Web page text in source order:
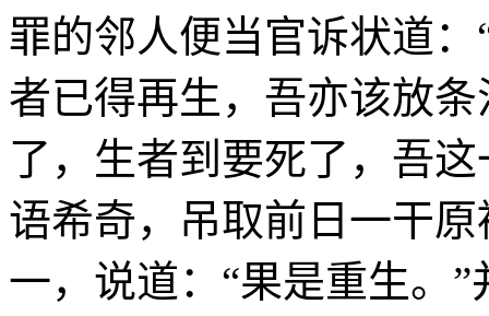
罪的邻人便当官诉状道
者已得再生，吾亦该放
了，生者到要死了，吾
语希奇，吊取前日一干
一，说道：“果是重生。